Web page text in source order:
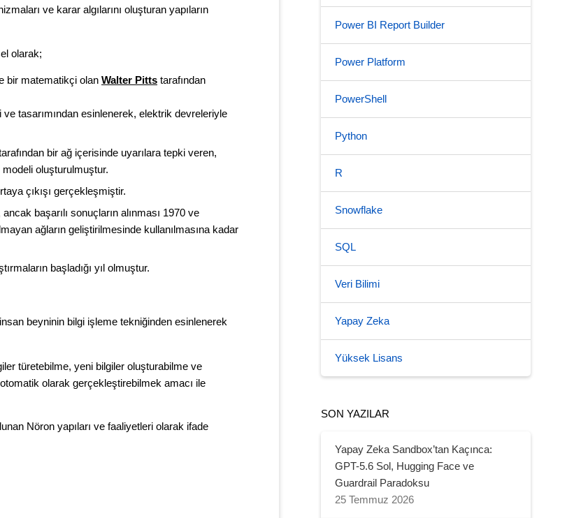
ve karar algılarını oluşturan yapıların
olarak;
bir matematikçi olan Walter Pitts tarafından
tasarımından esinlenerek, elektrik devreleriyle
bir ağ içerisinde uyarılara tepki veren,
modeli oluşturulmuştur.
çıkışı gerçekleşmiştir.
başarılı sonuçların alınması 1970 ve
ağların geliştirilmesinde kullanılmasına kadar
başladığı yıl olmuştur.
insan beyninin bilgi işleme tekniğinden esinlenerek
türetebilme, yeni bilgiler oluşturabilme ve
olarak gerçekleştirebilmek amacı ile
Nöron yapıları ve faaliyetleri olarak ifade
Power BI Report Builder
Power Platform
PowerShell
Python
R
Snowflake
SQL
Veri Bilimi
Yapay Zeka
Yüksek Lisans
SON YAZILAR
Yapay Zeka Sandbox’tan Kaçınca:
GPT-5.6 Sol, Hugging Face ve
Guardrail Paradoksu
25 Temmuz 2026